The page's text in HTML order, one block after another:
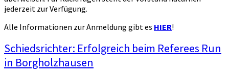
jederzeit zur Verfügung.
Alle Informationen zur Anmeldung gibt es HIER!
Schiedsrichter: Erfolgreich beim Referees Run
in Borgholzhausen